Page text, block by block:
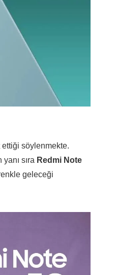
ettiği söylenmekte.
sıra Redmi Note
geleceği